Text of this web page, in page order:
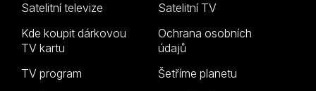
Satelitní televize
Kde koupit dárkovou
TV kartu
TV program
Satelitní TV
Ochrana osobních
údajů
Šetříme planetu